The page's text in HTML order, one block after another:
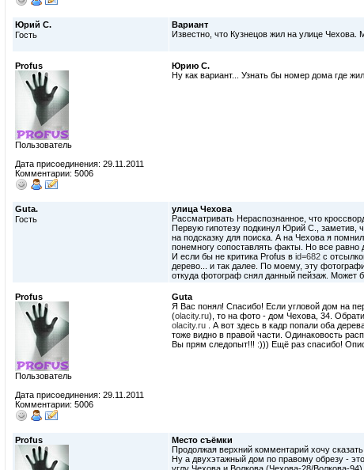
Юрий С.
Гость
Вариант
Известно, что Кузнецов жил на улице Чехова.
Profus
Пользователь
Дата присоединения: 29.11.2011
Комментарии: 5006
Юрию С.
Ну как вариант... Узнать бы номер дома где
Guta.
Гость
улица Чехова
Рассматривать Нераспознанное, что
Первую гипотезу подкинул Юрий С., заметив,
на подсказку для поиска. А на Чехова я
понемногу сопоставлять факты. Но все равно
И если бы не критика Profus в id=682 с
дерево... и так далее. По моему, эту
откуда фотограф снял данный пейзаж. Может
Profus
Пользователь
Дата присоединения: 29.11.2011
Комментарии: 5006
Guta
Я Вас понял! Спасибо! Если угловой дом на
(olacity.ru), то на фото - дом Чехова, 34.
olacity.ru . А вот здесь в кадр попали оба
тоже видно в правой части. Одинаковость
Вы прям следопыт!!! :))) Ещё раз спасибо!
Profus Место съёмки
Продолжая верхний комментарий хочу
Ну а двухэтажный дом по правому обрезу -